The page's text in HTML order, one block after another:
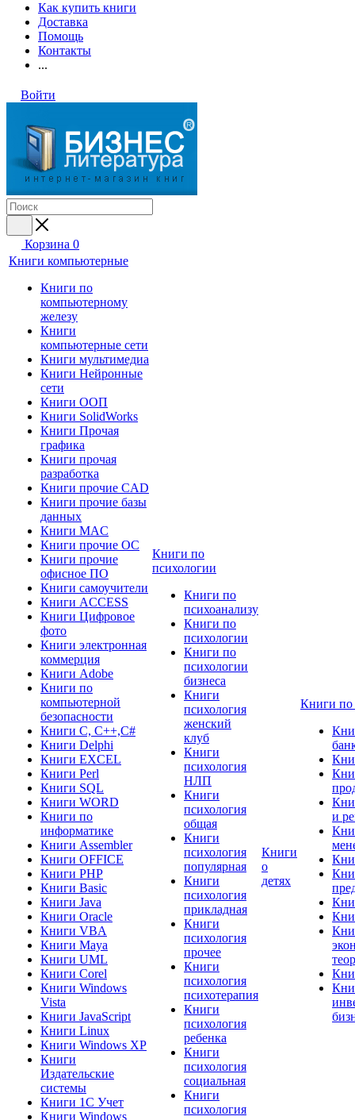
Как купить книги
Доставка
Помощь
Контакты
...
Войти
Корзина 0
Книги компьютерные
Книги по
компьютерному
железу
Книги
компьютерные сети
Книги мультимедиа
Книги Нейронные
сети
Книги ООП
Книги SolidWorks
Книги Прочая
графика
Книги прочая
разработка
Книги прочие CAD
Книги прочие базы
данных
Книги MAC
Книги прочие ОС
Книги прочие
офисное ПО
Книги самоучители
Книги ACCESS
Книги Цифровое
фото
Книги электронная
коммерция
Книги Adobe
Книги по
компьютерной
безопасности
Книги C, C++,С#
Книги Delphi
Книги EXCEL
Книги Perl
Книги SQL
Книги WORD
Книги по
информатике
Книги Assembler
Книги OFFICE
Книги PHP
Книги Basic
Книги Java
Книги Oracle
Книги VBA
Книги Maya
Книги UML
Книги Corel
Книги Windows
Vista
Книги JavaScript
Книги Linux
Книги Windows XP
Книги
Издательские
системы
Книги 1C Учет
Книги Windows
Книги по
психологии
Книги по
психоанализу
Книги по
психологии
Книги по
психологии
бизнеса
Книги
психология
женский
клуб
Книги
психология
НЛП
Книги
психология
общая
Книги
психология
популярная
Книги
психология
прикладная
Книги
психология
прочее
Книги
психология
психотерапия
Книги
психология
ребенка
Книги
психология
социальная
Книги
психология
Книги
о
детях
Книги по
и